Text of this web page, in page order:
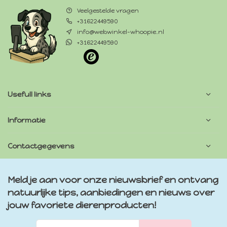
Veelgestelde vragen
+31622449590
info@webwinkel-whoopie.nl
+31622449590
Usefull links
Informatie
Contactgegevens
Meld je aan voor onze nieuwsbrief en ontvang
natuurlijke tips, aanbiedingen en nieuws over
jouw favoriete dierenproducten!